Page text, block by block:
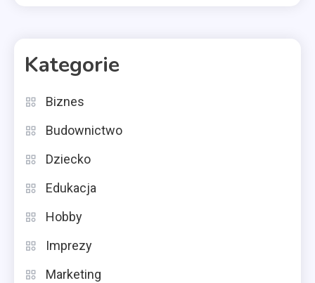
Kategorie
Biznes
Budownictwo
Dziecko
Edukacja
Hobby
Imprezy
Marketing